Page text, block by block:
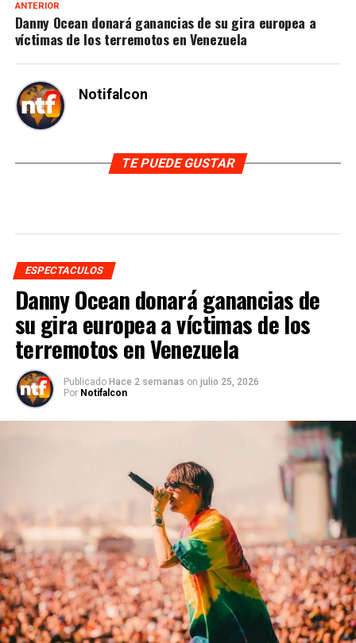
ANTERIOR
Danny Ocean donará ganancias de su gira europea a
víctimas de los terremotos en Venezuela
Notifalcon
TE PUEDE GUSTAR
ESPECTACULOS
Danny Ocean donará ganancias de
su gira europea a víctimas de los
terremotos en Venezuela
Publicado Hace 2 semanas on julio 25, 2026
Por Notifalcon